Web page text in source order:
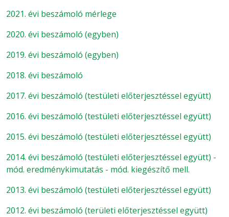
2021. évi beszámoló mérlege
2020. évi beszámoló (egyben)
2019. évi beszámoló (egyben)
2018. évi beszámoló
2017. évi beszámoló (testületi előterjesztéssel együtt)
2016. évi beszámoló (testületi előterjesztéssel együtt)
2015. évi beszámoló (testületi előterjesztéssel együtt)
2014. évi beszámoló (testületi előterjesztéssel együtt) -
mód. eredménykimutatás - mód. kiegészítő mell.
2013. évi beszámoló (testületi előterjesztéssel együtt)
2012. évi beszámoló (területi előterjesztéssel együtt)